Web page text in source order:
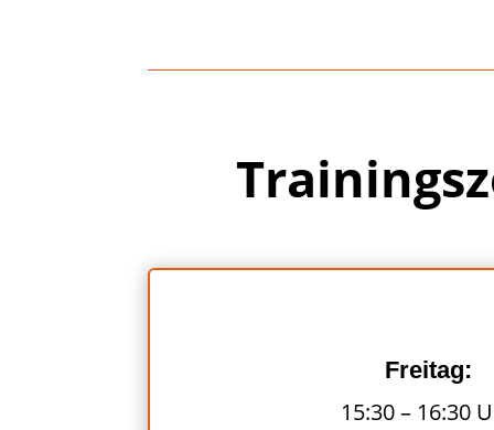
Freitag:
15:30 – 16:30